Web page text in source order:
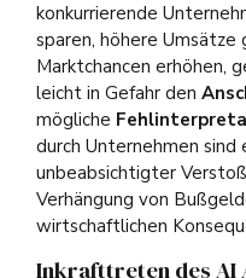
konkurrierende
sparen, höhere Umsätze
Marktchancen erhöhen,
leicht in Gefahr den
mögliche
durch Unternehmen sind
unbeabsichtigter
Verhängung von
wirtschaftlichen
Inkrafttreten des AI